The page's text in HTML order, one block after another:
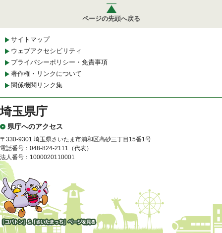
ページの先頭へ戻る
サイトマップ
ウェブアクセシビリティ
プライバシーポリシー・免責事項
著作権・リンクについて
関係機関リンク集
埼玉県庁
県庁へのアクセス
〒330-9301 埼玉県さいたま市浦和区高砂三丁目15番1号
電話番号：048-824-2111（代表）
法人番号：1000020110001
「コバトン」&「さいたまっ